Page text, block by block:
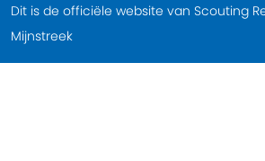
Dit is de officiële website van Scouting
Mijnstreek